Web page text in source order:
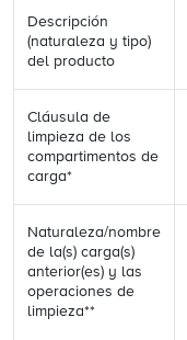
Descripción
(naturaleza y tipo)
del producto
Cláusula de
limpieza de los
compartimentos de
carga*
Naturaleza/nombre
de la(s) carga(s)
anterior(es) y las
operaciones de
limpieza**